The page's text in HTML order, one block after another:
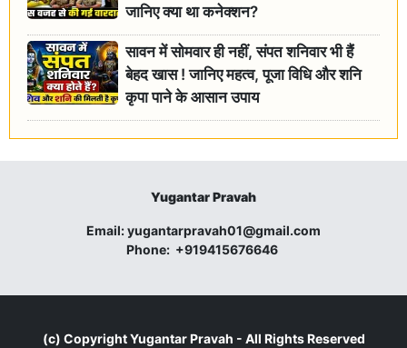
जानिए क्या था कनेक्शन?
सावन में सोमवार ही नहीं, संपत शनिवार भी हैं
बेहद खास ! जानिए महत्व, पूजा विधि और शनि
कृपा पाने के आसान उपाय
Yugantar Pravah
Email:yugantarpravah01@gmail.com
Phone: +919415676646
(c) CopyrightYugantar Pravah - All Rights Reserved